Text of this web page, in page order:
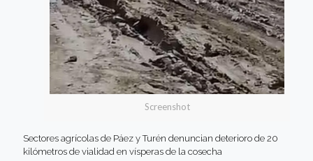
Screenshot
Sectores agrícolas de Páez y Turén denuncian deterioro de 20
kilómetros de vialidad en vísperas de la cosecha